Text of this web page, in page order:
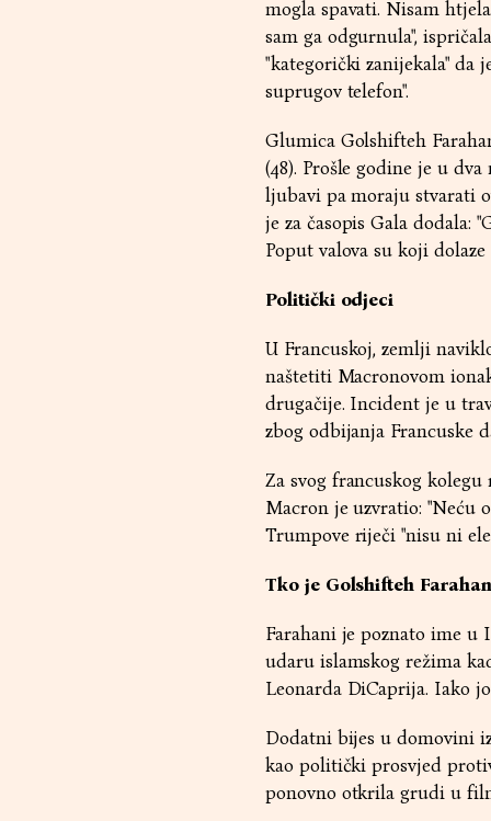
mogla spavati. Nisam
sam ga odgurnula",
"kategorički zanijekala" da
suprugov telefon".
Glumica Golshifteh
(48). Prošle godine je u
ljubavi pa moraju stvarati
je za časopis Gala dodala:
Poput valova su koji dolaze
Politički odjeci
U Francuskoj, zemlji
naštetiti Macronovom
drugačije. Incident je u
zbog odbijanja Francuske
Za svog francuskog kolegu
Macron je uzvratio: "Neću
Trumpove riječi "nisu ni
Tko je Golshifteh
Farahani je poznato ime u
udaru islamskog režima
Leonarda DiCaprija. Iako
Dodatni bijes u domovini
kao politički prosvjed
ponovno otkrila grudi u